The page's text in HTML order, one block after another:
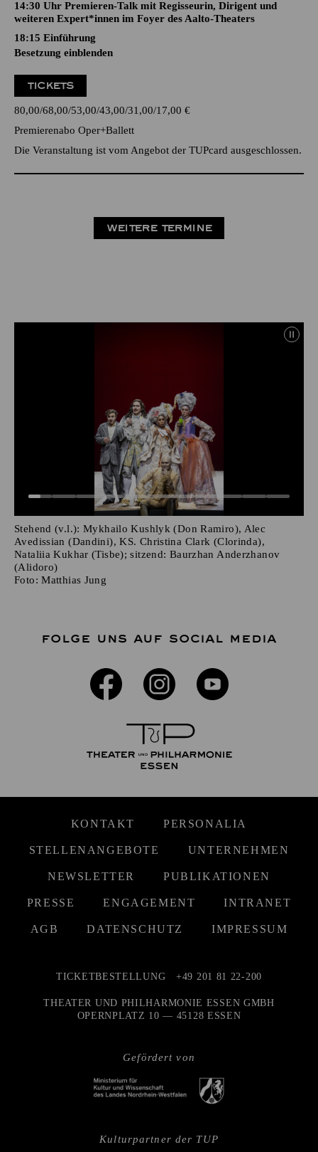
14:30 Uhr Premieren-Talk mit Regisseurin, Dirigent und
weiteren Expert*innen im Foyer des Aalto-Theaters
18:15 Einführung
Besetzung einblenden
TICKETS
80,00 68,00 53,00 43,00 31,00 17,00 €
Premierenabo Oper+Ballett
Die Veranstaltung ist vom Angebot der TUPcard ausgeschlossen.
WEITERE TERMINE
Stehend (v.l.): Mykhailo Kushlyk (Don Ramiro), Alec
Avedissian (Dandini), KS. Christina Clark (Clorinda),
Nataliia Kukhar (Tisbe); sitzend: Baurzhan Anderzhanov
(Alidoro)
Foto: Matthias Jung
FOLGE UNS AUF SOCIAL MEDIA
KONTAKT PERSONALIA
STELLENANGEBOTE UNTERNEHMEN
NEWSLETTER PUBLIKATIONEN
PRESSE ENGAGEMENT INTRANET
AGB DATENSCHUTZ IMPRESSUM
Gefördert von
TICKETBESTELLUNG +49 201 81 22-200
THEATER UND PHILHARMONIE ESSEN GMBH
OPERNPLATZ 10 — 45128 ESSEN
Kulturpartner der TUP